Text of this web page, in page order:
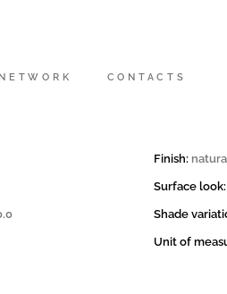
CONTACTS
Finish:
Surface look:
Shade
Unit of